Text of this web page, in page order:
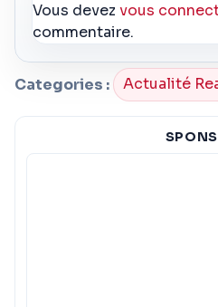
Vous devezvous
commentaire.
Categories : Actualité